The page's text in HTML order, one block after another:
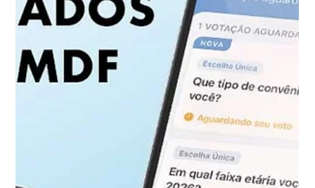
a lado com os homens policiais, assumindo
importantes funções de liderança e inspirando
novas gerações dentro da Corporação.